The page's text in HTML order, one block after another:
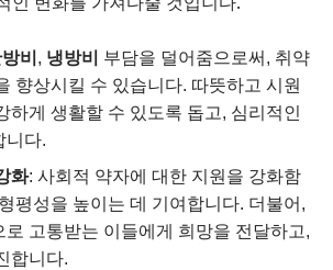
비 , 냉방비
부담을 덜어줌으로써, 취약
향상시킬 수 있습니다. 따뜻하고 시원
하게 생활할 수 있도록 돕고, 심리적인
니다.
화: 사회적 약자에 대한 지원을 강화함
평성을 높이는 데 기여합니다. 더불어,
로 고통받는 이들에게 희망을 전달하고,
합니다.